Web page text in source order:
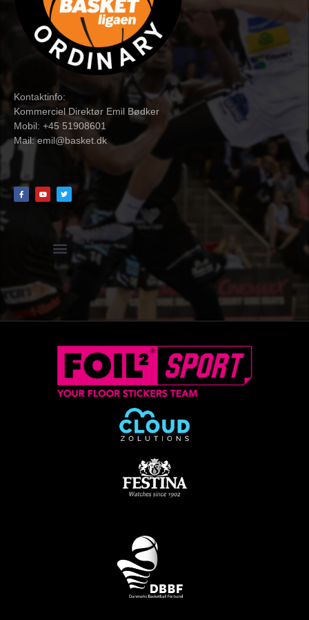
Kontaktinfo:
Kommerciel Direktør Emil Bødker
Mobil: +45 51908601
Mail:emil@basket.dk